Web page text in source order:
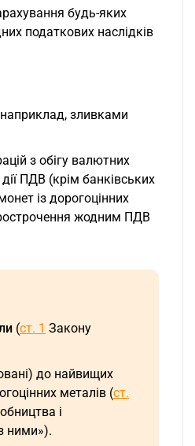
будь-яких
податкових наслідків
зливками
з обігу валютних
ПДВ (крім банківських
із дорогоцінних
жодним ПДВ
(ст. 1 Закону
до найвищих
металів (ст.
і
ними»).